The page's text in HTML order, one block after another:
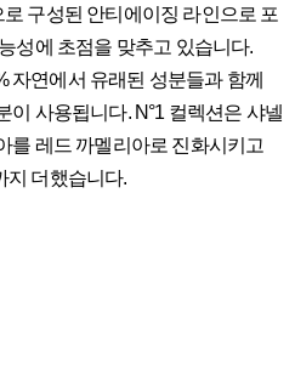
구성된 안티에이징 라인으로 포
성에 초점을 맞추고 있습니다.
자연에서 유래된 성분들과 함께
이 사용됩니다. N°1 컬렉션은 샤넬
를 레드 까멜리아로 진화시키고
지 더했습니다.